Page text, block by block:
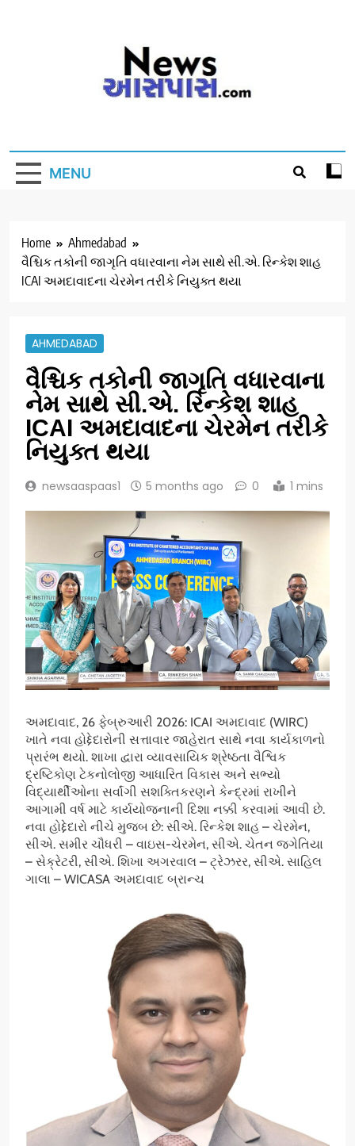
MENU
Home
Ahmedabad
વૈશ્ચિક તકોની જાગૃતિ વધારવાના નેમ સાથે સી.એ. રિન્કેશ શાહ
ICAI અમદાવાદના ચેરમેન તરીકે નિયુક્ત થયા
AHMEDABAD
વૈશ્ચિક તકોની જાગૃતિ વધારવાના
નેમ સાથે સી.એ. રિન્કેશ શાહ
ICAI અમદાવાદના ચેરમેન તરીકે
નિયુક્ત થયા
newsaaspaas1 5 months ago 0 1 mins
અમદાવાદ, 26 ફેબ્રુઆરી 2026: ICAI અમદાવાદ (WIRC)
ખાતે નવા હોદ્દેદારોની સત્તાવાર જાહેરાત સાથે નવા કાર્યકાળનો
પ્રારંભ થયો. શાખા દ્વારા વ્યાવસાયિક શ્રેષ્ઠતા વૈશ્વિક
દ્રષ્ટિકોણ ટેકનોલોજી આધારિત વિકાસ અને સભ્યો
વિદ્યાર્થીઓના સર્વાંગી સશક્તિકરણને કેન્દ્રમાં રાખીને
આગામી વર્ષ માટે કાર્યયોજનાની દિશા નક્કી કરવામાં આવી છે.
નવા હોદ્દેદારો નીચે મુજબ છે: સીએ. રિન્કેશ શાહ – ચેરમેન,
સીએ. સમીર ચૌધરી – વાઇસ-ચેરમેન, સીએ. ચેતન જગેતિયા
– સેક્રેટરી, સીએ. શિખા અગરવાલ – ટ્રેઝરર, સીએ. સાહિલ
ગાલા – WICASA અમદાવાદ બ્રાન્ચ